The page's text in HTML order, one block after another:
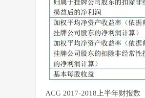
ACG 2017-2018上半年财报数